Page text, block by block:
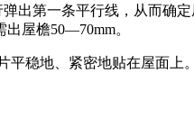
出第一条平行线，从而确
屋檐50—70mm。
平稳地、紧密地贴在屋面上